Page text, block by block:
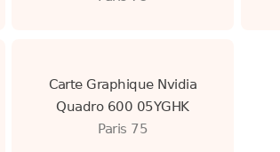
Carte Graphique Nvidia
Quadro 600 05YGHK
Paris 75